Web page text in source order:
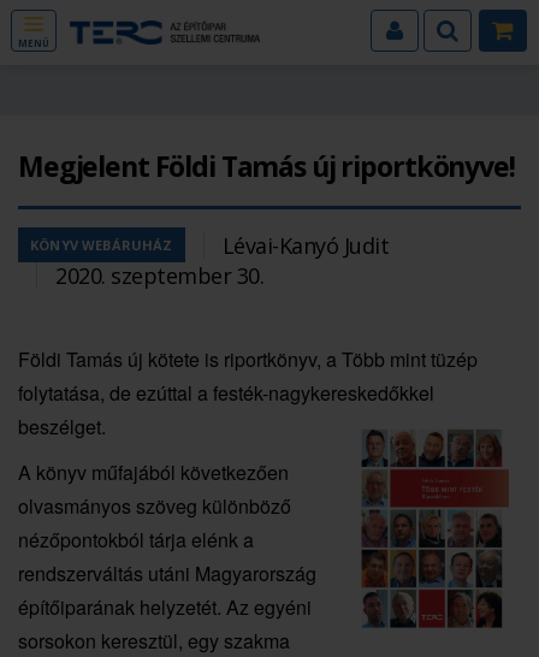
MENÜ
Megjelent Földi Tamás új riportkönyve!
KÖNYV WEBÁRUHÁZ
Lévai-Kanyó Judit
2020. szeptember 30.
Földi Tamás új kötete is riportkönyv, a Több mint tüzép
folytatása, de ezúttal a festék-nagykereskedőkkel
beszélget.
A könyv műfajából következően
olvasmányos szöveg különböző
nézőpontokból tárja elénk a
rendszerváltás utáni Magyarország
építőiparának helyzetét. Az egyéni
sorsokon keresztül, egy szakma